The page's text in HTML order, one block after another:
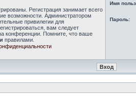
Регистрация занимает всего
возможности. Администратором
привилегии для
вам следует
конференции. Помните, что ваше
правилами.
Имя
Пароль: